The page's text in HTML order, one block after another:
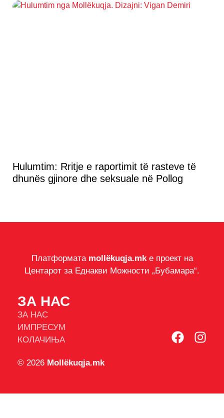
Hulumtim: Rritje e raportimit të rasteve të
dhunës gjinore dhe seksuale në Pollog
Платформата mollëkuqja.mkе проект на
Центарот за Еднакви Можности „Бубамара“.
ЗА НАС
ЗА НАС
ИМПРЕСУМ
КОЛАЧИЊА
© 2026 Mollëkuqja.mk